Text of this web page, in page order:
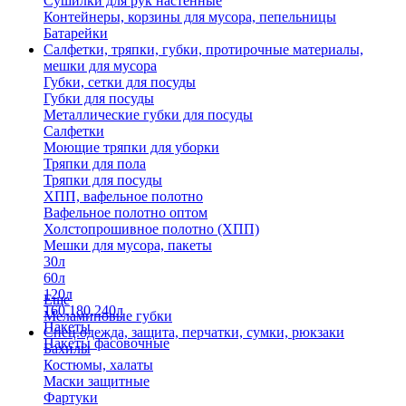
Контейнеры, корзины для мусора, пепельницы
Батарейки
Салфетки, тряпки, губки, протирочные материалы,
мешки для мусора
Губки, сетки для посуды
Губки для посуды
Металлические губки для посуды
Салфетки
Моющие тряпки для уборки
Тряпки для пола
Тряпки для посуды
ХПП, вафельное полотно
Вафельное полотно оптом
Холстопрошивное полотно (ХПП)
Мешки для мусора, пакеты
30л
60л
120л
160,180,240л
Пакеты
Пакеты фасовочные
Еще
Меламиновые губки
Спец.одежда, защита, перчатки, сумки, рюкзаки
Бахилы
Костюмы, халаты
Маски защитные
Фартуки